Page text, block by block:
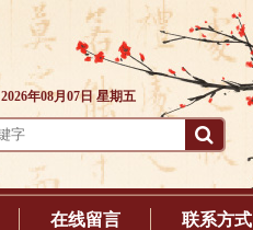
2026年08月07日 星期五
在线留言 联系方式